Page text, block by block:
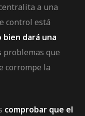
a una
control está
dará una
problemas que
corrompe la
comprobar que el